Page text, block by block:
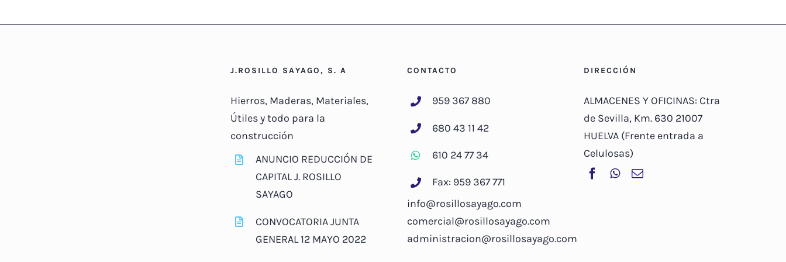
J.ROSILLO SAYAGO, S. A
Hierros, Maderas, Materiales,
Útiles y todo para la
construcción
ANUNCIO REDUCCIÓN DE
CAPITAL J. ROSILLO
SAYAGO
CONVOCATORIA JUNTA
GENERAL 12 MAYO 2022
CONTACTO
959 367 880
680 43 11 42
610 24 77 34
Fax: 959 367 771
info@rosillosayago.com
comercial@rosillosayago.com
administracion@rosillosayago.com
DIRECCIÓN
ALMACENES Y OFICINAS: Ctra
de Sevilla, Km. 630 21007
HUELVA (Frente entrada a
Celulosas)